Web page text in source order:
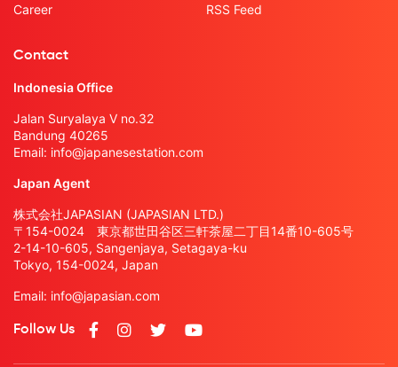
Career
RSS Feed
Contact
Indonesia Office
Jalan Suryalaya V no.32
Bandung 40265
Email: info@japanesestation.com
Japan Agent
株式会社JAPASIAN (JAPASIAN LTD.)
〒154-0024 東京都世田谷区三軒茶屋二丁目14番10-605号
2-14-10-605, Sangenjaya, Setagaya-ku
Tokyo, 154-0024, Japan
Email: info@japasian.com
Follow Us